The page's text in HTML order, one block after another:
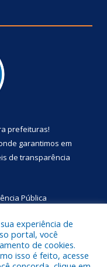
prefeituras!
garantimos em
de transparência
Pública
Municipal de
experiência de
portal, você
de cookies.
isso é feito, acesse